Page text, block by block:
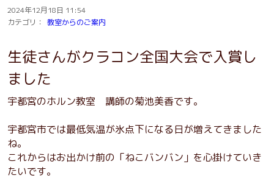
2024年12月18日 11:54
カテゴリ：
教室からのご案内
生徒さんがクラコン全国大会で入賞し
ました
宇都宮のホルン教室 講師の菊池美香です。
宇都宮市では最低気温が氷点下になる日が増えてきました
ね。
これからはお出かけ前の「ねこバンバン」を心掛けていき
たいです。